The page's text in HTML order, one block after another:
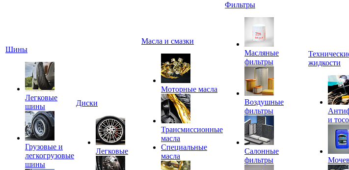
Шины
Легковые
шины
Грузовые и
легкогрузовые
шины
Диски
Легковые
Масла и смазки
Моторные масла
Трансмиссионные
масла
Специальные
масла
Фильтры
Масляные
фильтры
Воздушные
фильтры
Салонные
фильтры
жидкости
и